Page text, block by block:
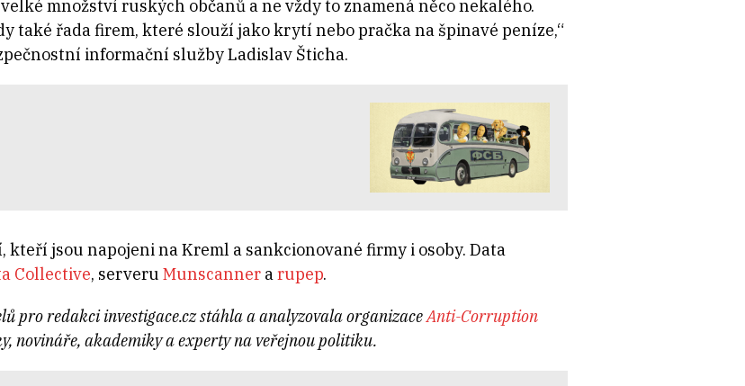
množství ruských občanů a ne vždy to znamená něco nekalého.
také řada firem, které slouží jako krytí nebo pračka na špinavé peníze,“
informační služby Ladislav Šticha.
jsou napojeni na Kreml a sankcionované firmy i osoby. Data
Collective, serveru Munscannera rupep.
pro redakci investigace.cz stáhla a analyzovala organizaceAnti-Corruption
novináře, akademiky a experty na veřejnou politiku.